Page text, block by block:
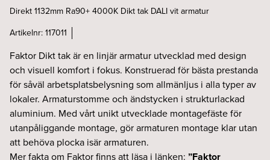
Direkt 1132mm Ra90+ 4000K Dikt tak DALI vit armatur
Artikelnr:117011
Faktor Dikt tak är en linjär armatur utvecklad med design
och visuell komfort i fokus. Konstruerad för bästa prestanda
för såväl arbetsplatsbelysning som allmänljus i alla typer av
lokaler. Armaturstomme och ändstycken i strukturlackad
aluminium. Med vårt unikt utvecklade montagefäste för
utanpåliggande montage, gör armaturen montage klar utan
att behöva plocka isär armaturen.
Mer fakta om Faktor finns att läsa i länken: ”Faktor